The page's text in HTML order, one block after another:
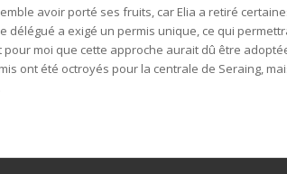
avoir porté ses fruits, car Elia a retiré
délégué a exigé un permis unique, ce qui
pour moi que cette approche aurait dû être
ont été octroyés pour la centrale de Seraing,